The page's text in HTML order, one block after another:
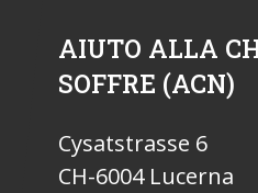
AIUTO ALLA
SOFFRE (ACN)
Cysatstrasse 6
CH-6004 Lucerna